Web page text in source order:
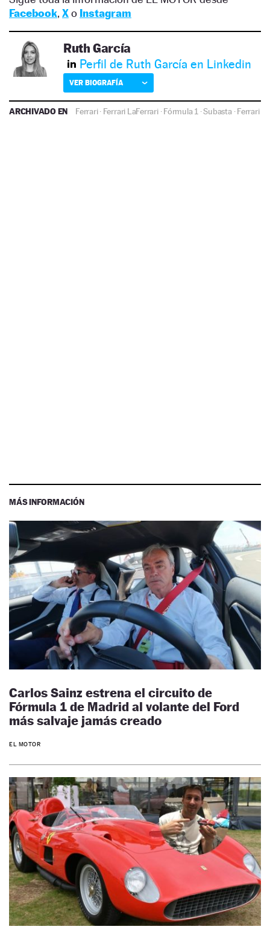
Facebook, Xo Instagram
Ruth García
Perfil de Ruth García en Linkedin
VER BIOGRAFÍA
ARCHIVADO EN Ferrari· Ferrari LaFerrari·Fórmula 1 ·Subasta·Ferrari
MÁS INFORMACIÓN
Carlos Sainz estrena el circuito de
Fórmula 1 de Madrid al volante del Ford
más salvaje jamás creado
EL MOTOR